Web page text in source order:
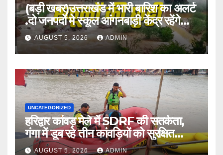
(बड़ी खबर)उत्तराखंड में भारी बारिश का अलर्ट
.दो जनपदों मे स्कूल आंगनबाड़ी केंद्र रहेंगे
बंद।AUGUST 5, 2026 ADMIN
UNCATEGORIZED
हरिद्वार कांवड़ मेले में SDRF की सतर्कता,
गंगा में डूब रहे तीन कांवड़ियों को सुरक्षित
बचाया
AUGUST 5, 2026 ADMIN